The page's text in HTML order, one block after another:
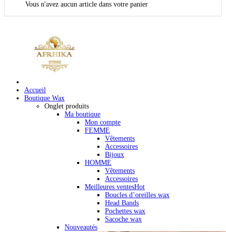
Vous n'avez aucun article dans votre panier
Accueil
Boutique Wax
Onglet produits
Ma boutique
Mon compte
FEMME
Vêtements
Accessoires
Bijoux
HOMME
Vêtements
Accessoires
Meilleures ventesHot
Boucles d’oreilles wax
Head Bands
Pochettes wax
Sacoche wax
Nouveautés